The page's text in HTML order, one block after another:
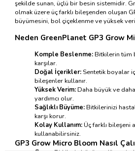
şekilde sunan, üçlü bir besin sistemidir.
olmak üzere üç farklı bileşenden oluşan
büyümesini, bol çiçeklenme ve yüksek
Neden GreenPlanet GP3 Grow
Komple Beslenme:Bitkilerin tüm
karşılar.
Doğal İçerikler: Sentetik boyalar
bileşenler kullanır.
Yüksek Verim:Daha büyük ve
yardımcı olur.
Sağlıklı Büyüme:Bitkilerinizi
karşı korur.
Kolay Kullanım:Üç farklı bileşeni
kullanabilirsiniz.
GP3 Grow Micro Bloom Nasıl